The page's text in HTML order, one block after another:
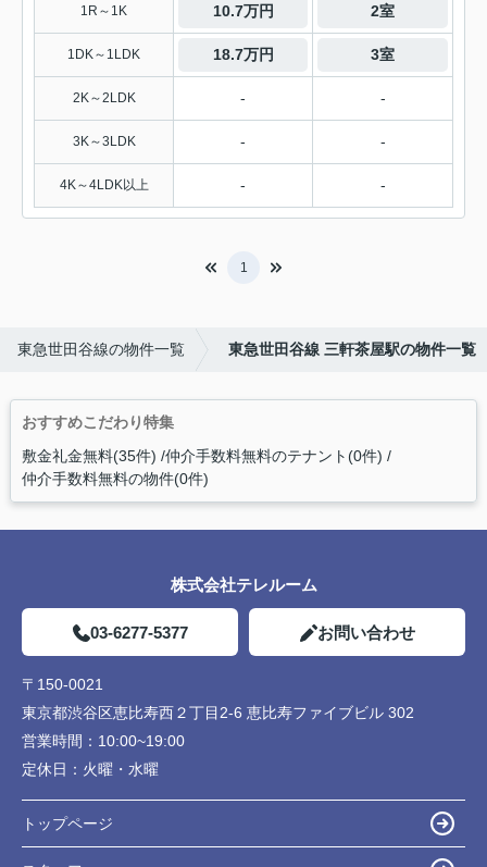
1R～1K 10.7万円 2室
1DK～1LDK 18.7万円 3室
2K～2LDK - -
3K～3LDK - -
4K～4LDK以上 - -
1
東急世田谷線の物件一覧 東急世田谷線 三軒茶屋駅の物件一覧
おすすめこだわり特集
敷金礼金無料(35件) 仲介手数料無料のテナント(0件)
仲介手数料無料の物件(0件)
株式会社テレルーム
03-6277-5377 お問い合わせ
〒150-0021
東京都渋谷区恵比寿西２丁目2-6 恵比寿ファイブビル 302
営業時間： 10:00~19:00
定休日： 火曜・水曜
トップページ